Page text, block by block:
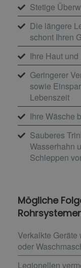
Stetige
Die längere
schont Ihren
Ihre Haut
Geringerer
sowie
Lebenszeit
Ihre Wäsche
Sauberes
Wasserhahn
Schleppen
Mögliche
Verkalkte
oder
Legionellen